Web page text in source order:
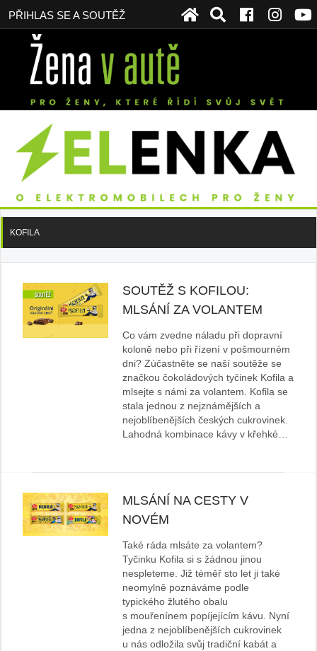
PŘIHLAS SE A SOUTĚŽ
KOFILA
SOUTĚŽ S KOFILOU:
MLSÁNÍ ZA VOLANTEM
Co vám zvedne náladu při dopravní
koloně nebo při řízení v pošmourném
dni? Zúčastněte se naší soutěže se
značkou čokoládových tyčinek Kofila a
mlsejte s námi za volantem. Kofila se
stala jednou z nejznámějších a
nejoblíbenějších českých cukrovinek.
Lahodná kombinace kávy v křehké…
MLSÁNÍ NA CESTY V
NOVÉM
Také ráda mlsáte za volantem?
Tyčinku Kofila si s žádnou jinou
nespleteme. Již téměř sto let ji také
neomylně poznáváme podle
typického žlutého obalu
s mouřenínem popíjejícím kávu. Nyní
jedna z nejoblíbenějších cukrovinek
u nás odložila svůj tradiční kabát a